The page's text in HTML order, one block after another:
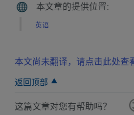
英语
本文尚未翻译，请点击此处查
返回顶部
这篇文章对您有帮助吗？